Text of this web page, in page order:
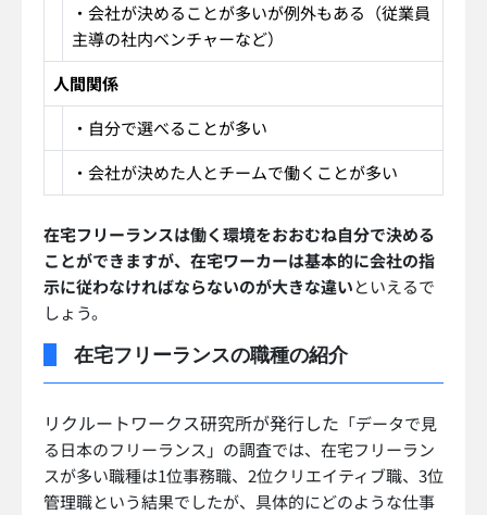
・会社が決めることが多いが例外もある（従業員
主導の社内ベンチャーなど）
人間関係
・自分で選べることが多い
・会社が決めた人とチームで働くことが多い
在宅フリーランスは働く環境をおおむね自分で決める
ことができますが、在宅ワーカーは基本的に会社の指
示に従わなければならないのが大きな違いといえるで
しょう。
在宅フリーランスの職種の紹介
リクルートワークス研究所が発行した 「データで見
る日本のフリーランス」の調査では、在宅フリーラン
スが多い職種は1位事務職、2位クリエイティブ職、3位
管理職という結果でしたが、具体的にどのような仕事